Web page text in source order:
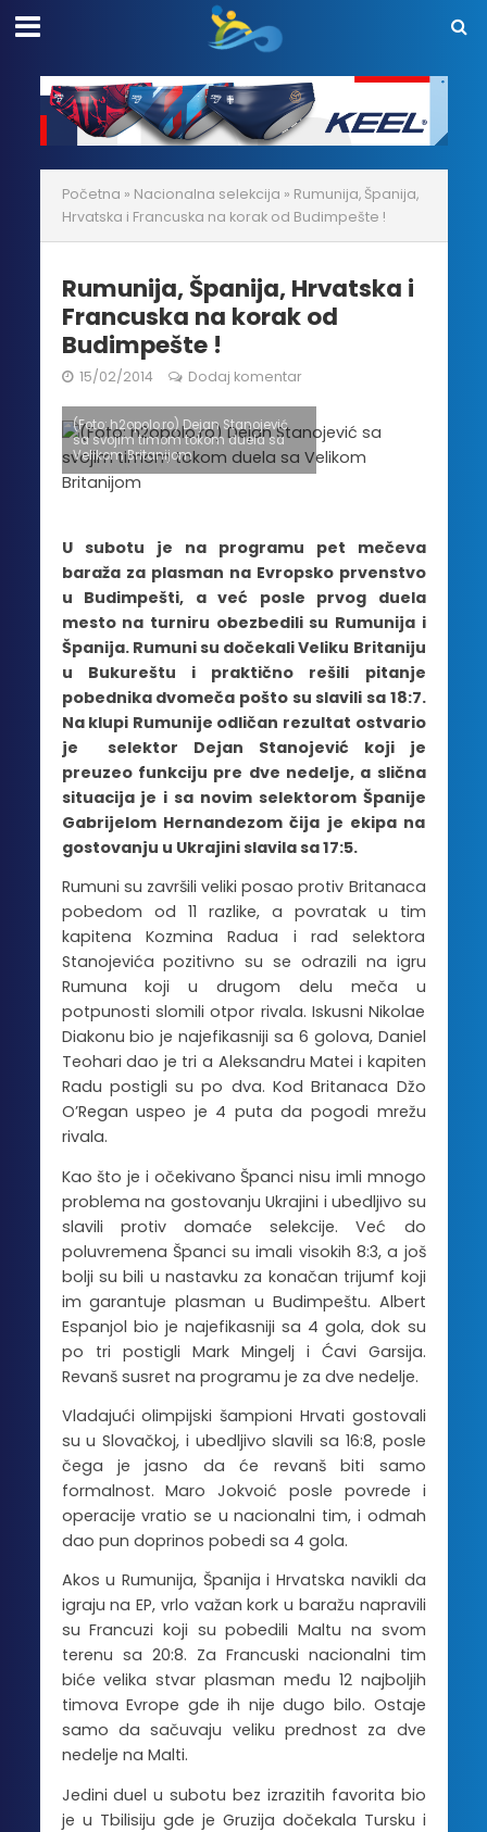
Početna » Nacionalna selekcija » Rumunija, Španija,
Hrvatska i Francuska na korak od Budimpešte !
Rumunija, Španija, Hrvatska i
Francuska na korak od
Budimpešte !
15/02/2014 Dodaj komentar
(Foto: h2opolo.ro) Dejan Stanojević
sa svojim timom tokom duela sa
Velikom Britanijom
U subotu je na programu pet mečeva
baraža za plasman na Evropsko prvenstvo
u Budimpešti, a već posle prvog duela
mesto na turniru obezbedili su Rumunija i
Španija. Rumuni su dočekali Veliku Britaniju
u Bukureštu i praktično rešili pitanje
pobednika dvomeča pošto su slavili sa 18:7.
Na klupi Rumunije odličan rezultat ostvario
je selektor Dejan Stanojević koji je
preuzeo funkciju pre dve nedelje, a slična
situacija je i sa novim selektorom Španije
Gabrijelom Hernandezom čija je ekipa na
gostovanju u Ukrajini slavila sa 17:5.
Rumuni su završili veliki posao protiv Britanaca
pobedom od 11 razlike, a povratak u tim
kapitena Kozmina Radua i rad selektora
Stanojevića pozitivno su se odrazili na igru
Rumuna koji u drugom delu meča u
potpunosti slomili otpor rivala. Iskusni Nikolae
Diakonu bio je najefikasniji sa 6 golova, Daniel
Teohari dao je tri a Aleksandru Matei i kapiten
Radu postigli su po dva. Kod Britanaca Džo
O’Regan uspeo je 4 puta da pogodi mrežu
rivala.
Kao što je i očekivano Španci nisu imli mnogo
problema na gostovanju Ukrajini i ubedljivo su
slavili protiv domaće selekcije. Već do
poluvremena Španci su imali visokih 8:3, a još
bolji su bili u nastavku za konačan trijumf koji
im garantuje plasman u Budimpeštu. Albert
Espanjol bio je najefikasniji sa 4 gola, dok su
po tri postigli Mark Mingelj i Ćavi Garsija.
Revanš susret na programu je za dve nedelje.
Vladajući olimpijski šampioni Hrvati gostovali
su u Slovačkoj, i ubedljivo slavili sa 16:8, posle
čega je jasno da će revanš biti samo
formalnost. Maro Jokvoić posle povrede i
operacije vratio se u nacionalni tim, i odmah
dao pun doprinos pobedi sa 4 gola.
Akos u Rumunija, Španija i Hrvatska navikli da
igraju na EP, vrlo važan kork u baražu napravili
su Francuzi koji su pobedili Maltu na svom
terenu sa 20:8. Za Francuski nacionalni tim
biće velika stvar plasman među 12 najboljih
timova Evrope gde ih nije dugo bilo. Ostaje
samo da sačuvaju veliku prednost za dve
nedelje na Malti.
Jedini duel u subotu bez izrazitih favorita bio
je u Tbilisiju gde je Gruzija dočekala Tursku i